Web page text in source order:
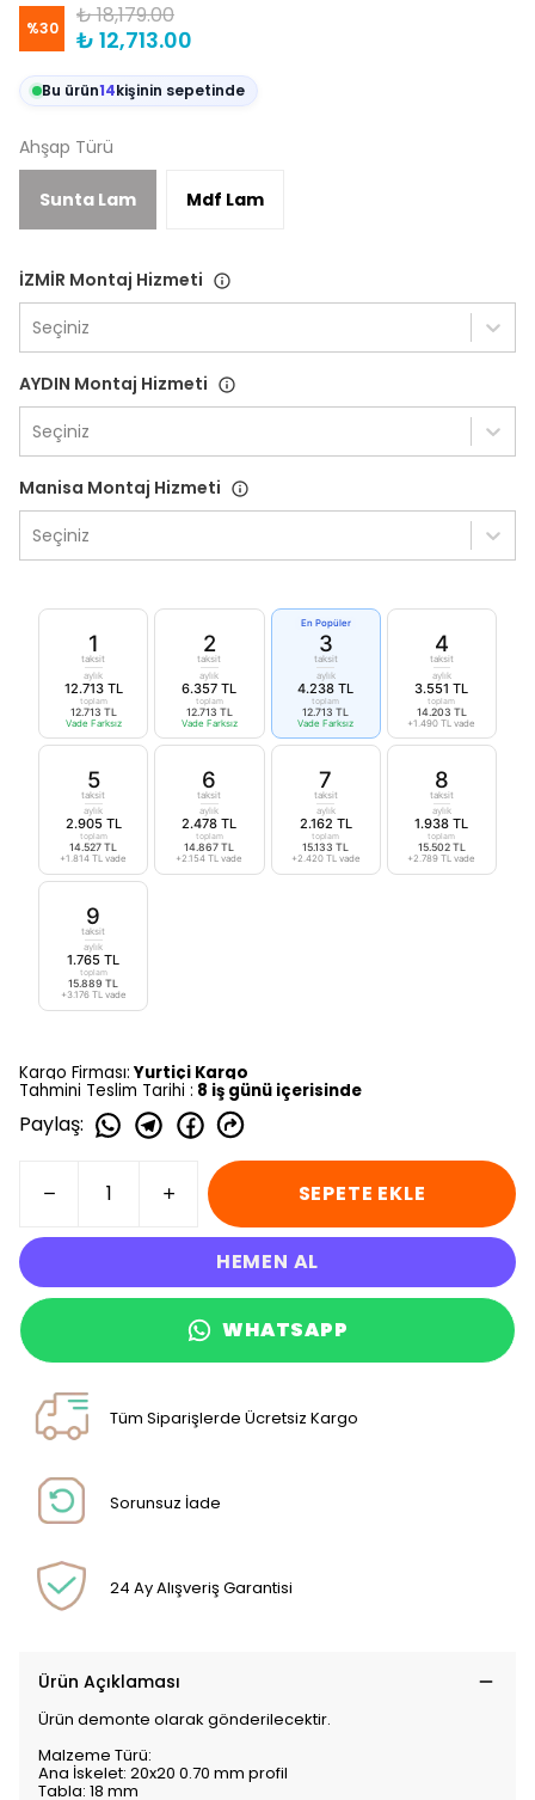
%30 ₺ 18,179.00
₺ 12,713.00
Bu ürün14kişinin sepetinde
Ahşap Türü
Sunta Lam Mdf Lam
İZMİR Montaj Hizmeti
Seçiniz
AYDIN Montaj Hizmeti
Seçiniz
Manisa Montaj Hizmeti
Seçiniz
1
taksit
aylık
12.713 TL
toplam
12.713 TL
Vade Farksız
2
taksit
aylık
6.357 TL
toplam
12.713 TL
Vade Farksız
En Popüler
3
taksit
aylık
4.238 TL
toplam
12.713 TL
Vade Farksız
4
taksit
aylık
3.551 TL
toplam
14.203 TL
+1.490 TL vade
5
taksit
aylık
2.905 TL
toplam
14.527 TL
+1.814 TL vade
6
taksit
aylık
2.478 TL
toplam
14.867 TL
+2.154 TL vade
7
taksit
aylık
2.162 TL
toplam
15.133 TL
+2.420 TL vade
8
taksit
aylık
1.938 TL
toplam
15.502 TL
+2.789 TL vade
9
taksit
aylık
1.765 TL
toplam
15.889 TL
+3.176 TL vade
Kargo Firması: Yurtiçi Kargo
Tahmini Teslim Tarihi : 8 iş günü içerisinde
Paylaş:
SEPETE EKLE
HEMEN AL
WHATSAPP
Tüm Siparişlerde Ücretsiz Kargo
Sorunsuz İade
24 Ay Alışveriş Garantisi
Ürün Açıklaması
Ürün demonte olarak gönderilecektir.
Malzeme Türü:
Ana İskelet: 20x20 0.70 mm profil
Tabla: 18 mm